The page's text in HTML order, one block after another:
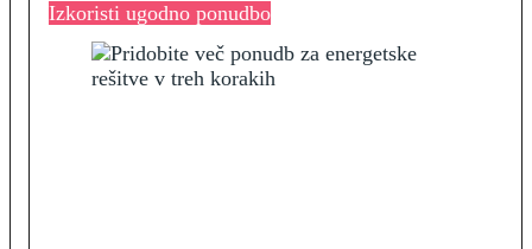
Izkoristi ugodno ponudbo